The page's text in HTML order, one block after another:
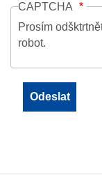
CAPTCHA
Prosím
robot.